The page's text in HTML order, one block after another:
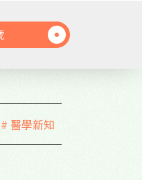
# 醫學新知